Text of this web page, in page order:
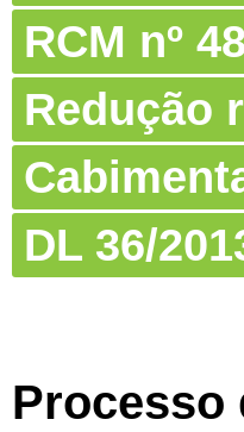
RCM nº
Redução
DL 36/
Processo